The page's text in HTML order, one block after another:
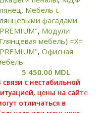
, Мебель с
фасадами
, Модули
мебель) =Х=
, Офисная
5 450.00 MDL
связи с нестабильной
цены на сайте
отличаться в